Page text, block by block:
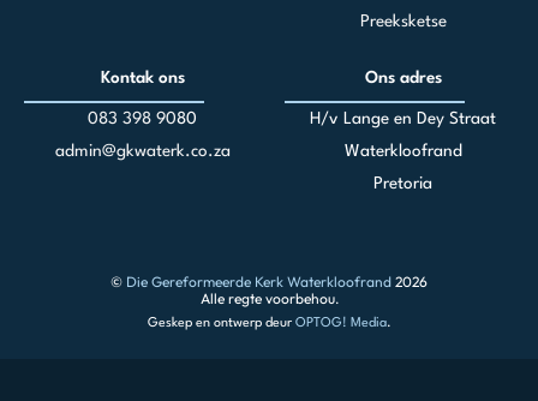
Preeksketse
Kontak ons
083 398 9080
admin@gkwaterk.co.za
Ons adres
H/v Lange en Dey Straat
Waterkloofrand
Pretoria
© Die Gereformeerde Kerk Waterkloofrand 2026
Alle regte voorbehou.
Geskep en ontwerp deur OPTOG! Media.